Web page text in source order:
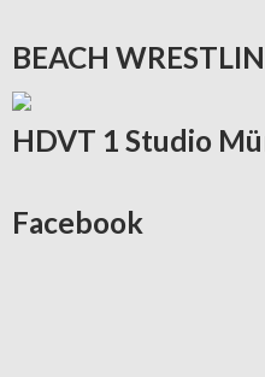
BEACH
HDVT 1 Studio
Facebook